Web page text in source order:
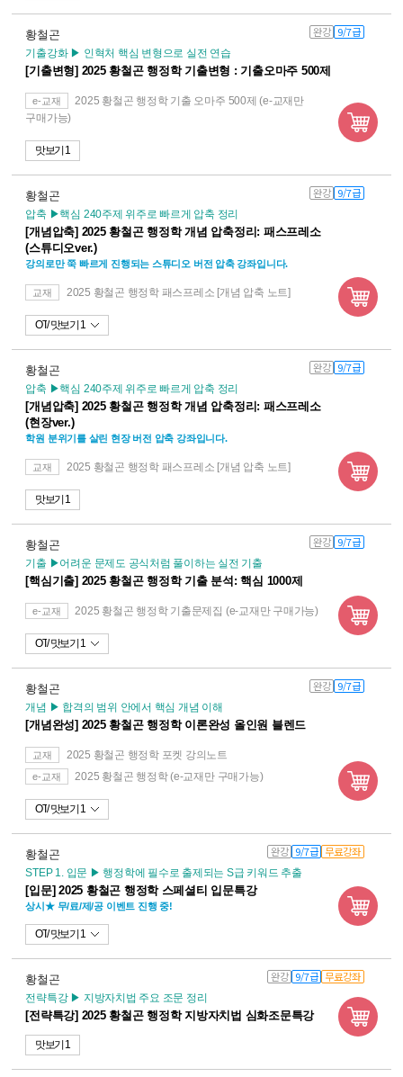
황철곤 완강 9/7급
기출강화 ▶ 인혁처 핵심 변형으로 실전 연습
[기출변형] 2025 황철곤 행정학 기출변형 : 기출오마주 500제
e-교재
2025 황철곤 행정학 기출 오마주 500제 (e-교재만
구매가능)
맛보기 1
황철곤 완강 9/7급
압축 ▶핵심 240주제 위주로 빠르게 압축 정리
[개념압축] 2025 황철곤 행정학 개념 압축정리: 패스프레소
(스튜디오ver.)
강의로만 쭉 빠르게 진행되는 스튜디오 버전 압축 강좌입니다.
교재 2025 황철곤 행정학 패스프레소 [개념 압축 노트]
OT 맛보기 1
황철곤 완강 9/7급
압축 ▶핵심 240주제 위주로 빠르게 압축 정리
[개념압축] 2025 황철곤 행정학 개념 압축정리: 패스프레소
(현장ver.)
학원 분위기를 살린 현장 버전 압축 강좌입니다.
교재 2025 황철곤 행정학 패스프레소 [개념 압축 노트]
맛보기 1
황철곤 완강 9/7급
기출 ▶어려운 문제도 공식처럼 풀이하는 실전 기출
[핵심기출] 2025 황철곤 행정학 기출 분석: 핵심 1000제
e-교재 2025 황철곤 행정학 기출문제집 (e-교재만 구매가능)
OT 맛보기 1
황철곤 완강 9/7급
개념 ▶ 합격의 범위 안에서 핵심 개념 이해
[개념완성] 2025 황철곤 행정학 이론완성 올인원 블렌드
교재 2025 황철곤 행정학 포켓 강의노트
e-교재 2025 황철곤 행정학 (e-교재만 구매가능)
OT 맛보기 1
황철곤 완강 9/7급 무료강좌
STEP 1. 입문 ▶ 행정학에 필수로 출제되는 S급 키워드 추출
[입문] 2025 황철곤 행정학 스페셜티 입문특강
상시★ 무/료/제/공 이벤트 진행 중!
OT 맛보기 1
황철곤 완강 9/7급 무료강좌
전략특강 ▶ 지방자치법 주요 조문 정리
[전략특강] 2025 황철곤 행정학 지방자치법 심화조문특강
맛보기 1